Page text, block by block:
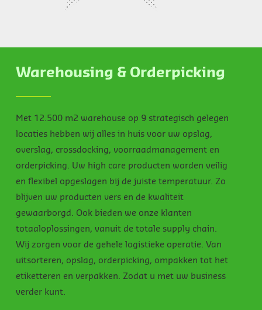
Warehousing & Orderpicking
Met 12.500 m2 warehouse op 9 strategisch gelegen
locaties hebben wij alles in huis voor uw opslag,
overslag, crossdocking, voorraadmanagement en
orderpicking. Uw high care producten worden veilig
en flexibel opgeslagen bij de juiste temperatuur. Zo
blijven uw producten vers en de kwaliteit
gewaarborgd. Ook bieden we onze klanten
totaaloplossingen, vanuit de totale supply chain.
Wij zorgen voor de gehele logistieke operatie. Van
uitsorteren, opslag, orderpicking, ompakken tot het
etiketteren en verpakken. Zodat u met uw business
verder kunt.